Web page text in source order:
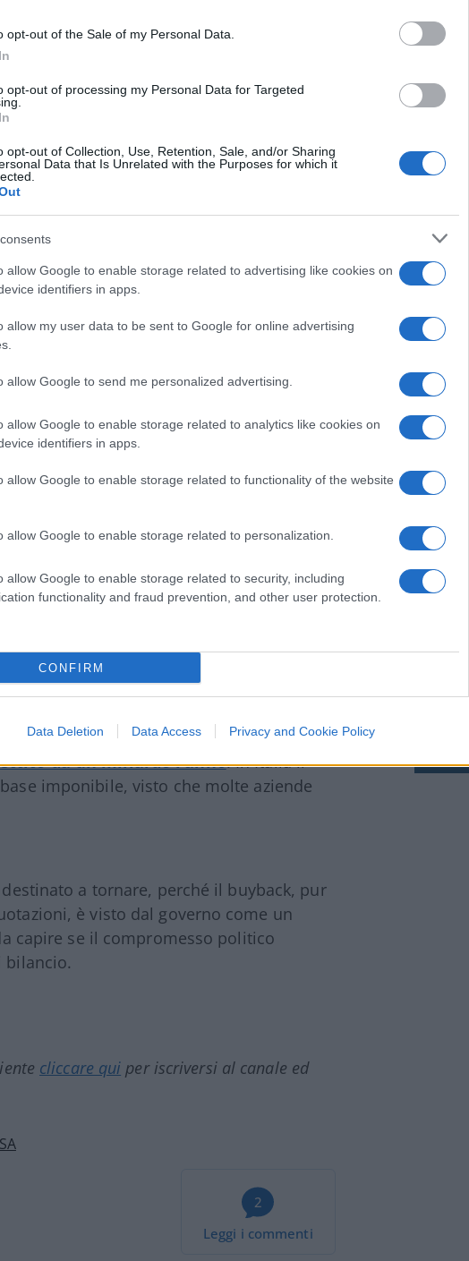
opt-out of the Sale of my Personal Data.
opt-out of processing my Personal Data for Targeted
opt-out of Collection, Use, Retention, Sale, and/or Sharing
Data that Is Unrelated with the Purposes for which it
allow Google to enable storage related to advertising like cookies on
identifiers in apps.
allow my user data to be sent to Google for online advertising
allow Google to send me personalized advertising.
allow Google to enable storage related to analytics like cookies on
identifiers in apps.
allow Google to enable storage related to functionality of the website
allow Google to enable storage related to personalization.
allow Google to enable storage related to security, including
functionality and fraud prevention, and other user protection.
CONFIRM
Data Deletion Data Access Privacy and Cookie Policy
politico italiano . Con la
manovra
il governo guarda alla pratica del
imprese quotate, una strategia
un’aliquota dell’1% e in
i 15 miliardi di euro. Ma la strada
proposta
sul dialogo e non sulla pressione
la compattezza della maggioranza e
lato, l’urgenza di reperire fondi per il
stabilità del settore creditizio e il
Italia
delle tasse
primo anno; in Francia, la versione
da un miliardo l’anno. In Italia il
imponibile, visto che molte aziende
a tornare, perché il buyback, pur
è visto dal governo come un
capire se il compromesso politico
bilancio.
cliccare qui per iscriversi al canale ed
2
Leggi i commenti